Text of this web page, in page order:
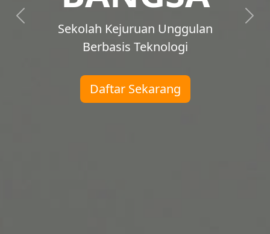
Modern
Mencetak generasi siap kerja dan